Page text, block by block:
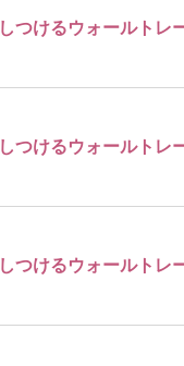
しつけるウォールトレ
しつけるウォールトレ
しつけるウォールトレ